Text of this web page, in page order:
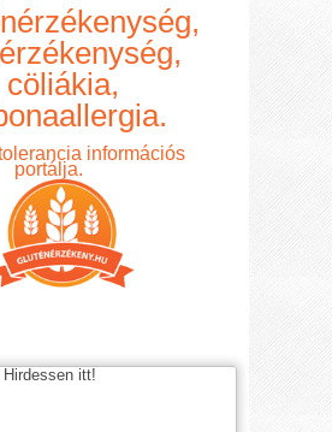
cöliákia,
információs
portálja.
Hirdessen itt!